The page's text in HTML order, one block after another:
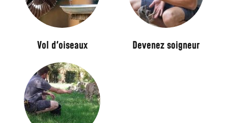
Vol d'oiseaux Devenez soigneur